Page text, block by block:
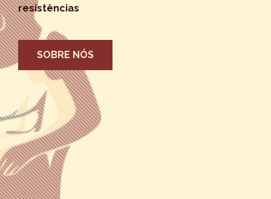
resistências
SOBRE NÓS